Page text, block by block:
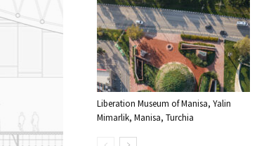
Liberation Museum of Manisa, Yalin
Mimarlik, Manisa, Turchia